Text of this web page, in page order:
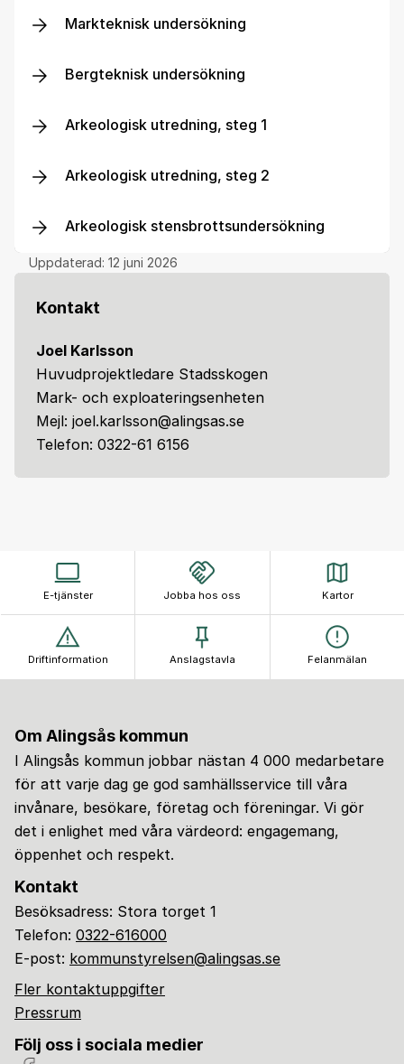
Markteknisk undersökning
Bergteknisk undersökning
Arkeologisk utredning, steg 1
Arkeologisk utredning, steg 2
Arkeologisk stensbrottsundersökning
Uppdaterad: 12 juni 2026
Kontakt
Joel Karlsson
Huvudprojektledare Stadsskogen
Mark- och exploateringsenheten
Mejl: joel.karlsson@alingsas.se
Telefon: 0322-61 6156
E-tjänster Jobba hos oss Kartor
Driftinformation Anslagstavla Felanmälan
Om Alingsås kommun
I Alingsås kommun jobbar nästan 4 000 medarbetare
för att varje dag ge god samhällsservice till våra
invånare, besökare, företag och föreningar. Vi gör
det i enlighet med våra värdeord: engagemang,
öppenhet och respekt.
Kontakt
Besöksadress: Stora torget 1
Telefon: 0322-616000
E-post: kommunstyrelsen@alingsas.se
Fler kontaktuppgifter
Pressrum
Följ oss i sociala medier